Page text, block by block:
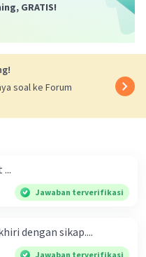
GRATIS!
soal ke Forum
Jawaban terverifikasi
dengan sikap....
Jawaban terverifikasi